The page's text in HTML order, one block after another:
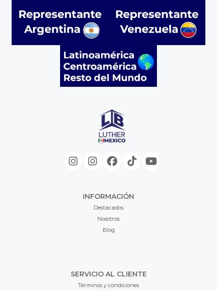
INFORMACIÓN
Destacados
Nosotros
Blog
SERVICIO AL CLIENTE
Términos y condiciones